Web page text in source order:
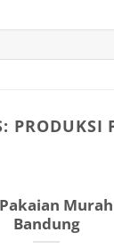
PRODUKSI
Bandung